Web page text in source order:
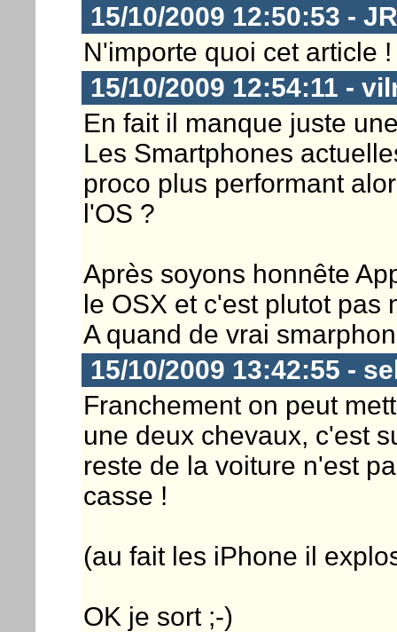
15/10/2009 12:50:53 -
N'importe quoi cet article !
15/10/2009 12:54:11 -
En fait il manque juste
Les Smartphones
proco plus performant
l'OS ?
Après soyons honnête
le OSX et c'est plutot pas
A quand de vrai
15/10/2009 13:42:55 -
Franchement on peut
une deux chevaux, c'est
reste de la voiture n'est
casse !
(au fait les iPhone il
OK je sort ;-)